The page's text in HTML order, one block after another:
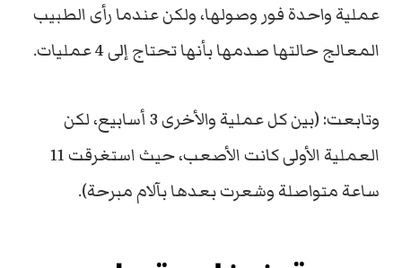
عملية واحدة فور وصولها، ولكن عندما رأى الطبيب
المعالج حالتها صدمها بأنها تحتاج إلى 4 عمليات.
وتابعت: (بين كل عملية والأخرى 3 أسابيع، لكن
العملية الأولى كانت الأصعب، حيث استغرقت 11
ساعة متواصلة وشعرت بعدها بآلام مبرحة).